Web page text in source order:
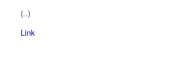
(..)
Link